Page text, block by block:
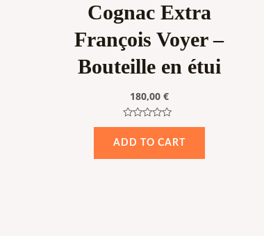
Cognac Extra
François Voyer –
Bouteille en étui
180,00 €
Rated
out
ADD TO CART